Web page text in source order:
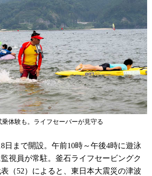
体験も。ライフセーバーが見守る
日まで開設。午前10時～午後4時に遊泳
視員が常駐。釜石ライフセービングク
（52）によると、東日本大震災の津波